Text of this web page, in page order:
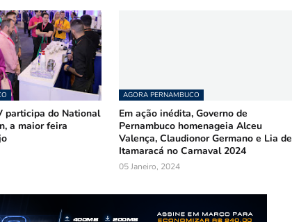
participa do National
a maior feira
AGORA PERNAMBUCO
Em ação inédita, Governo de
Pernambuco homenageia Alceu
Valença, Claudionor Germano e Lia de
Itamaracá no Carnaval 2024
05 Janeiro, 2024